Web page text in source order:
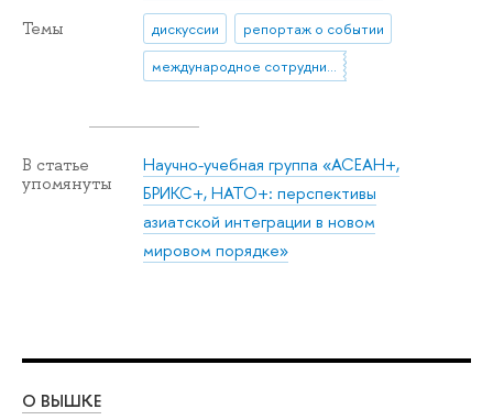
Темы дискуссии
репортаж о событии
международное сотрудничество
В статье
упомянуты
Научно-учебная группа «АСЕАН+,
БРИКС+, НАТО+: перспективы
азиатской интеграции в новом
мировом порядке»
О ВЫШКЕ